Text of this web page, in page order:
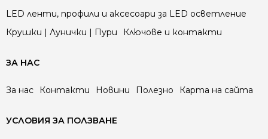
LED ленти, профили и аксесоари за LED осветление
Крушки | Лунички | Пури
Ключове и контакти
ЗА НАС
За нас Контакти Новини Полезно Карта на сайта
УСЛОВИЯ ЗА ПОЛЗВАНЕ